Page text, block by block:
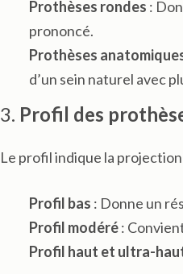
Prothèses rondes :
prononcé.
Prothèses
d’un sein naturel avec
3. Profil des
Le profil indique la
Profil bas : Donne un
Profil modéré:
Profil haut et ultra-